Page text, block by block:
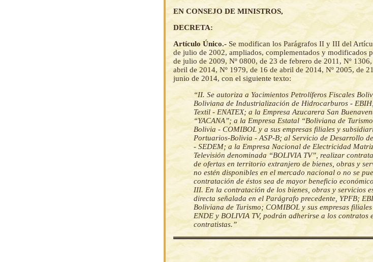
EN CONSEJO DE MINISTROS,
DECRETA:
Artículo Único.- Se modifican los Parágrafos II y III del
de julio de 2002, ampliados, complementados y modificados
de julio de 2009, Nº 0800, de 23 de febrero de 2011, Nº
abril de 2014, Nº 1979, de 16 de abril de 2014, Nº 2005, de
junio de 2014, con el siguiente texto:
“II. Se autoriza a Yacimientos Petrolíferos Fiscales
Boliviana de Industrialización de Hidrocarburos -
Textil - ENATEX; a la Empresa Azucarera San
“YACANA”; a la Empresa Estatal “Boliviana de
Bolivia - COMIBOL y a sus empresas filiales y
Portuarios-Bolivia - ASP-B; al Servicio de Desarrollo
- SEDEM; a la Empresa Nacional de Electricidad
Televisión denominada “BOLIVIA TV”, realizar
de ofertas en territorio extranjero de bienes, obras y
no estén disponibles en el mercado nacional o no se
contratación de éstos sea de mayor beneficio
III. En la contratación de los bienes, obras y servicios
directa señalada en el Parágrafo precedente, YPFB;
Boliviana de Turismo; COMIBOL y sus empresas
ENDE y BOLIVIA TV, podrán adherirse a los contratos
contratistas.”